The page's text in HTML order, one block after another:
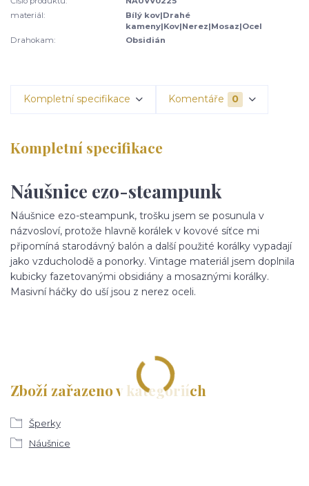
materiál:
Bílý kov|Drahé
kameny|Kov|Nerez|Mosaz|Ocel
Drahokam:
Obsidián
Kompletní specifikace Komentáře 0
Kompletní specifikace
Náušnice ezo-steampunk
Náušnice ezo-steampunk, trošku jsem se posunula v
názvosloví, protože hlavně korálek v kovové síťce mi
připomíná starodávný balón a další použité korálky vypadají
jako vzducholodě a ponorky. Vintage materiál jsem doplnila
kubicky fazetovanými obsidiány a mosaznými korálky.
Masivní háčky do uší jsou z nerez oceli.
Zboží zařazeno v kategoriích
Šperky
Náušnice